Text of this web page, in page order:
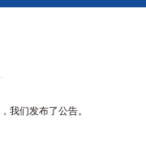
我们发布了公告。